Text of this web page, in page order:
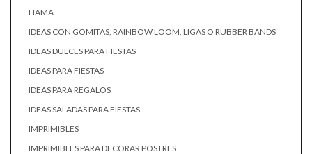
HAMA
IDEAS CON GOMITAS, RAINBOW LOOM, LIGAS O RUBBER BANDS
IDEAS DULCES PARA FIESTAS
IDEAS PARA FIESTAS
IDEAS PARA REGALOS
IDEAS SALADAS PARA FIESTAS
IMPRIMIBLES
IMPRIMIBLES PARA DECORAR POSTRES